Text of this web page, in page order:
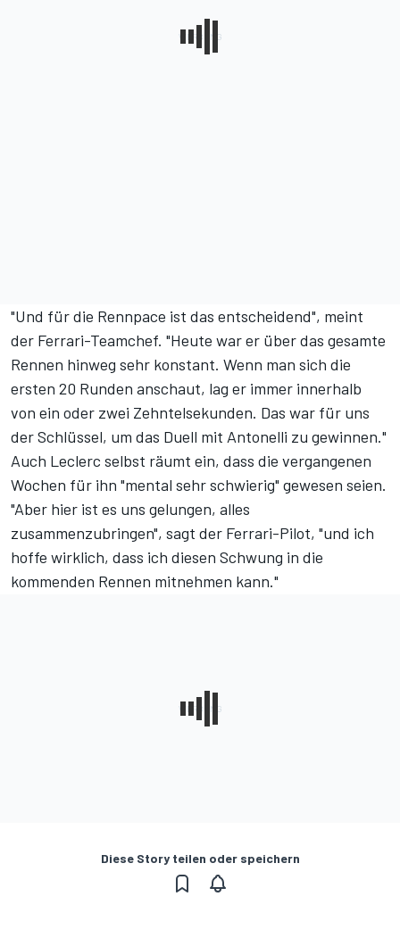
"Und für die Rennpace ist das entscheidend", meint
der Ferrari-Teamchef. "Heute war er über das gesamte
Rennen hinweg sehr konstant. Wenn man sich die
ersten 20 Runden anschaut, lag er immer innerhalb
von ein oder zwei Zehntelsekunden. Das war für uns
der Schlüssel, um das Duell mit Antonelli zu gewinnen."
Auch Leclerc selbst räumt ein, dass die vergangenen
Wochen für ihn "mental sehr schwierig" gewesen seien.
"Aber hier ist es uns gelungen, alles
zusammenzubringen", sagt der Ferrari-Pilot, "und ich
hoffe wirklich, dass ich diesen Schwung in die
kommenden Rennen mitnehmen kann."
Diese Story teilen oder speichern